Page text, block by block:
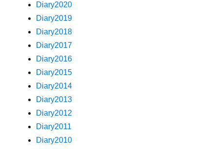
Diary2020
Diary2019
Diary2018
Diary2017
Diary2016
Diary2015
Diary2014
Diary2013
Diary2012
Diary2011
Diary2010